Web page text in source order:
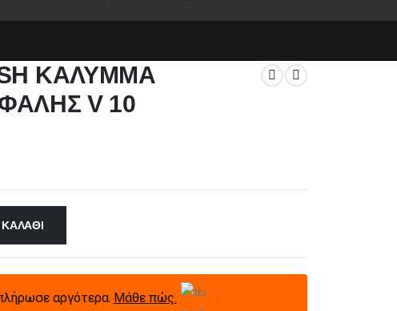
ΚΑΛΥΜΜΑ
V 10
αργότερα. Μάθε πώς.